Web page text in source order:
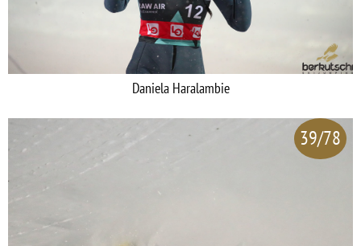
Daniela Haralambie
39/78